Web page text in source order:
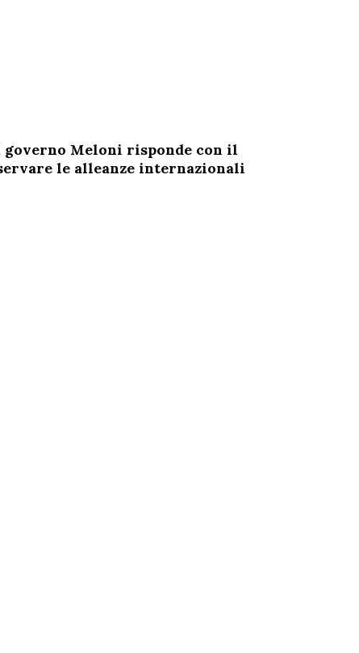
Meloni risponde con il
le alleanze internazionali